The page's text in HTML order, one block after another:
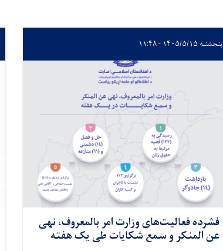
پنجشنبه ۱۴۰۵/۵/۱۵ - ۱۱:۴۸
فشرده فعالیت‌های وزارت امر بالمعروف، نهی
عن المنکر و سمع شکایات طی یک هفته